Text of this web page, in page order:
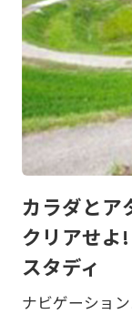
カラダとア
クリアせよ
スタディ
ナビゲーショ